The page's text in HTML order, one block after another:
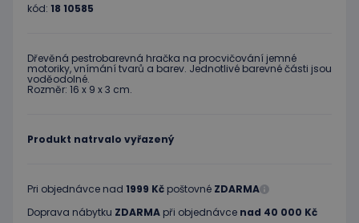
kód: 18 10585
Dřevěná pestrobarevná hračka na procvičování jemné
motoriky, vnímání tvarů a barev. Jednotlivé barevné části jsou
voděodolné.
Rozměr: 16 x 9 x 3 cm.
Produkt natrvalo vyřazený
Pri objednávce nad 1999 Kč poštovné ZDARMA
Doprava nábytku ZDARMA při objednávce nad 40 000 Kč